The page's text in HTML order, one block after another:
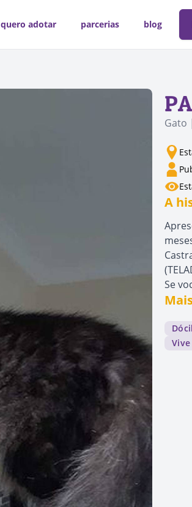
quero adotar parcerias blog
Gato
A
Se
Dócil